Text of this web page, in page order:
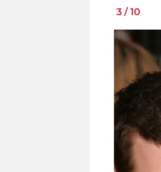
3 /10